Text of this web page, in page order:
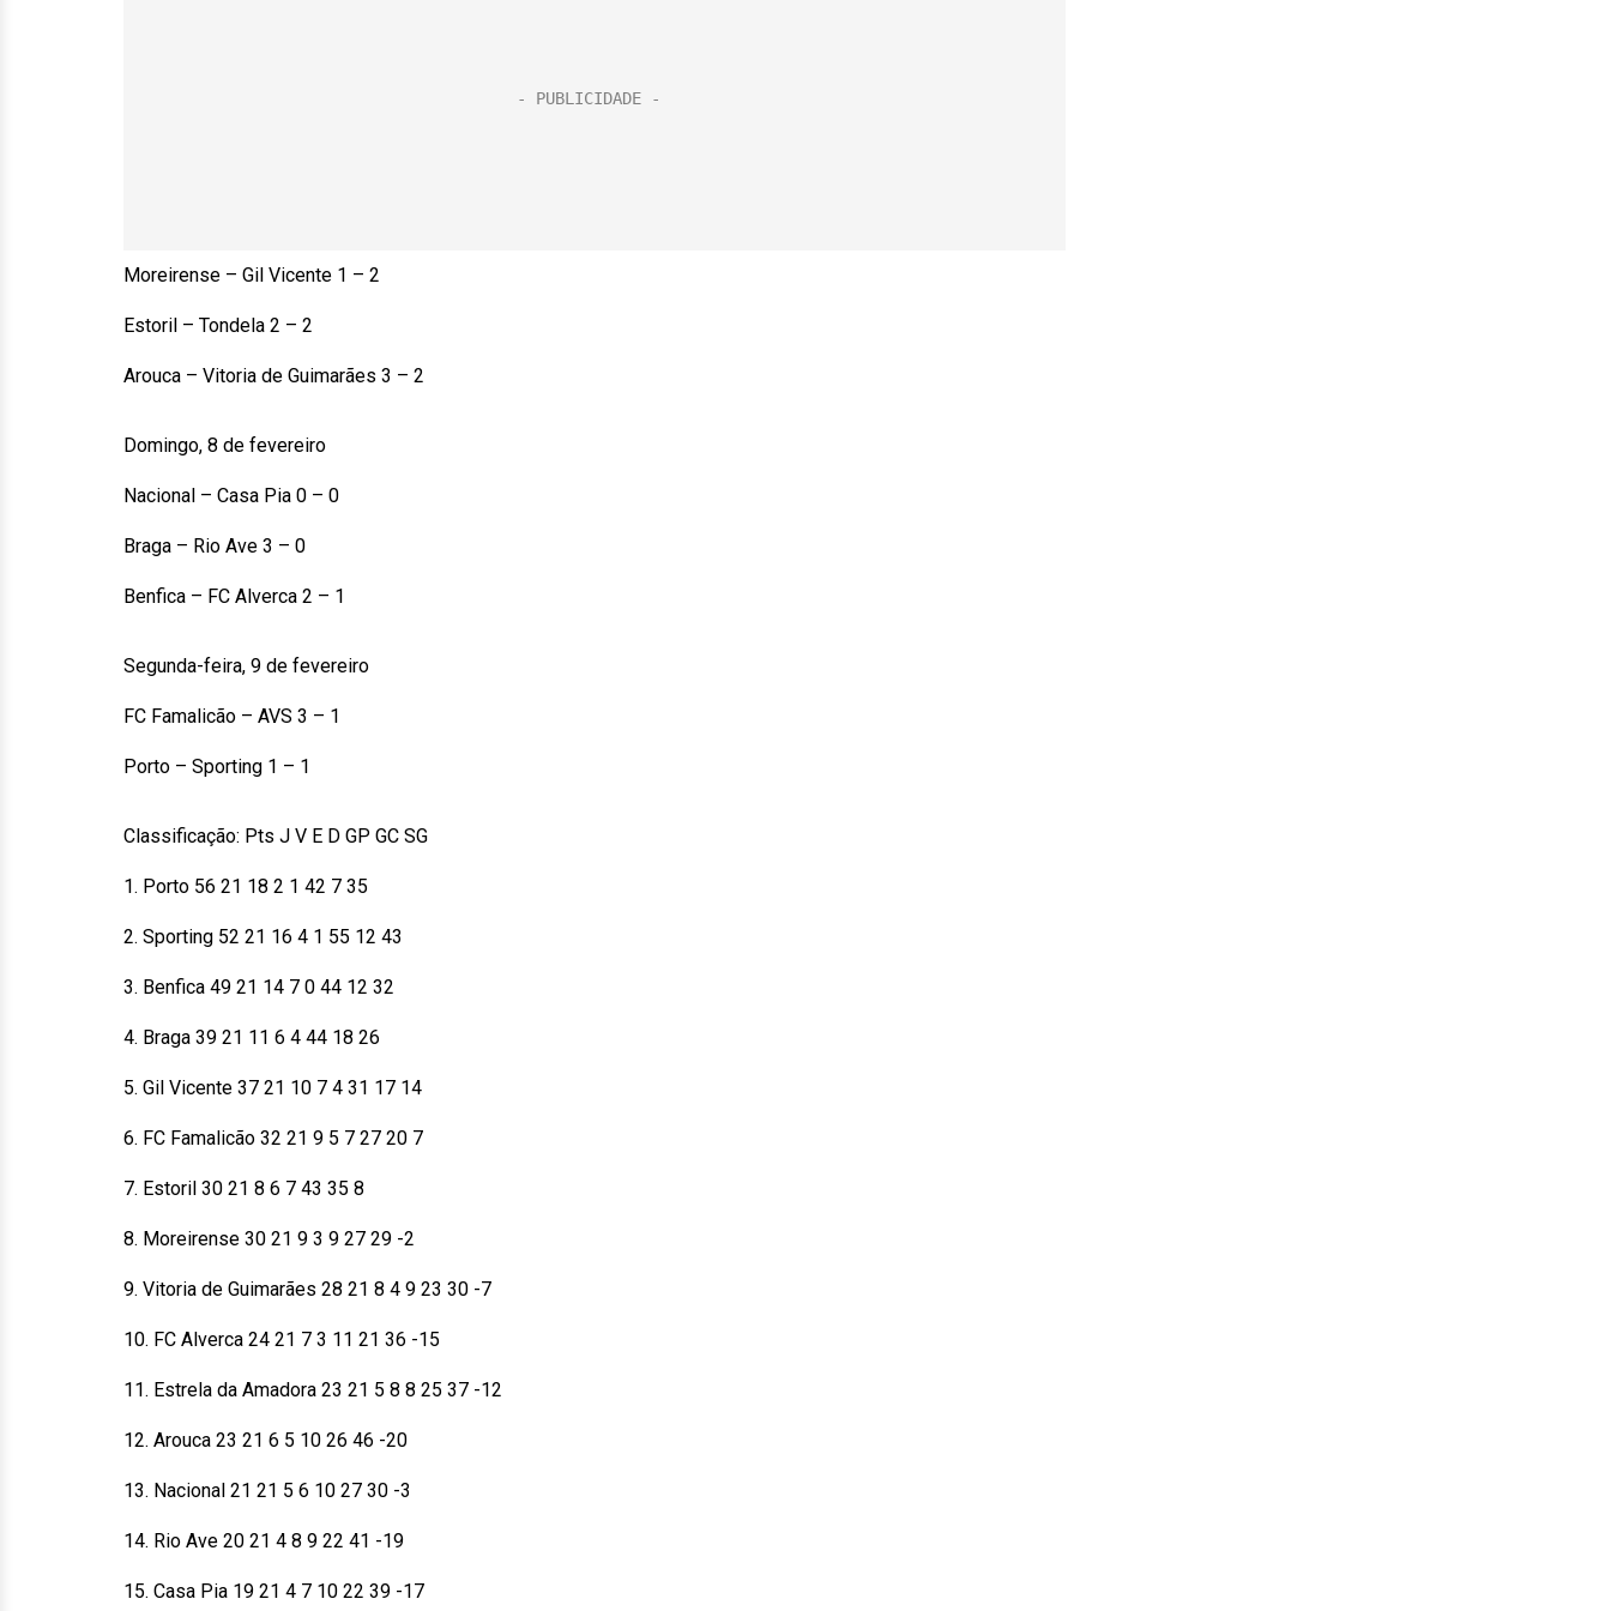
Moreirense – Gil Vicente 1 – 2
Estoril – Tondela 2 – 2
Arouca – Vitoria de Guimarães 3 – 2
Domingo, 8 de fevereiro
Nacional – Casa Pia 0 – 0
Braga – Rio Ave 3 – 0
Benfica – FC Alverca 2 – 1
Segunda-feira, 9 de fevereiro
FC Famalicão – AVS 3 – 1
Porto – Sporting 1 – 1
Classificação: Pts J V E D GP GC SG
1. Porto 56 21 18 2 1 42 7 35
2. Sporting 52 21 16 4 1 55 12 43
3. Benfica 49 21 14 7 0 44 12 32
4. Braga 39 21 11 6 4 44 18 26
5. Gil Vicente 37 21 10 7 4 31 17 14
6. FC Famalicão 32 21 9 5 7 27 20 7
7. Estoril 30 21 8 6 7 43 35 8
8. Moreirense 30 21 9 3 9 27 29 -2
9. Vitoria de Guimarães 28 21 8 4 9 23 30 -7
10. FC Alverca 24 21 7 3 11 21 36 -15
11. Estrela da Amadora 23 21 5 8 8 25 37 -12
12. Arouca 23 21 6 5 10 26 46 -20
13. Nacional 21 21 5 6 10 27 30 -3
14. Rio Ave 20 21 4 8 9 22 41 -19
15. Casa Pia 19 21 4 7 10 22 39 -17